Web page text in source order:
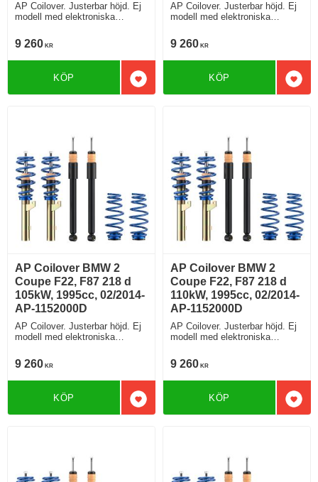
AP Coilover. Justerbar höjd. Ej
modell med elektroniska
9 260 KR
Lägg till i favoriter
KÖP
AP Coilover. Justerbar höjd. Ej
modell med elektroniska
9 260 KR
KÖP
AP Coilover BMW 2
Coupe F22, F87 218 d
105kW, 1995cc, 02/2014-
AP-1152000D
AP Coilover. Justerbar höjd. Ej
modell med elektroniska
9 260 KR
Lägg till i favoriter
KÖP
AP Coilover BMW 2
Coupe F22, F87 218 d
110kW, 1995cc, 02/2014-
AP-1152000D
AP Coilover. Justerbar höjd. Ej
modell med elektroniska
9 260 KR
KÖP